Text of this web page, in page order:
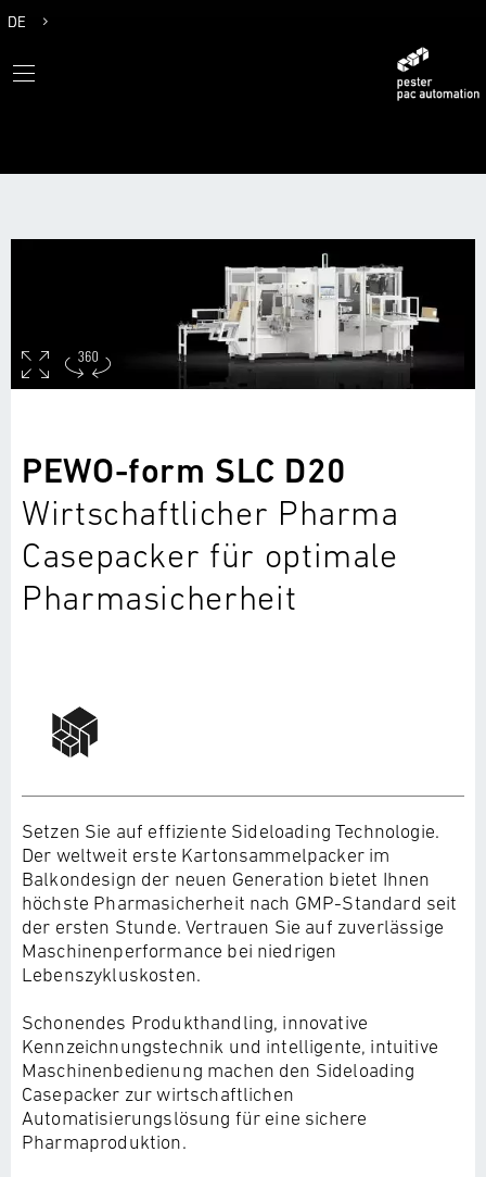
DE
PEWO-form SLC D20
Wirtschaftlicher Pharma
Casepacker für optimale
Pharmasicherheit
Setzen Sie auf effiziente Sideloading Technologie.
Der weltweit erste Kartonsammelpacker im
Balkondesign der neuen Generation bietet Ihnen
höchste Pharmasicherheit nach GMP-Standard seit
der ersten Stunde. Vertrauen Sie auf zuverlässige
Maschinenperformance bei niedrigen
Lebenszykluskosten.
Schonendes Produkthandling, innovative
Kennzeichnungstechnik und intelligente, intuitive
Maschinenbedienung machen den Sideloading
Casepacker zur wirtschaftlichen
Automatisierungslösung für eine sichere
Pharmaproduktion.